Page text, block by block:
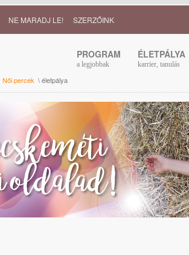
NE MARADJ LE! SZERZŐINK
PROGRAM
a legjobbak
ÉLETPÁLYA
karrier, tanulás
Női percek \ életpálya